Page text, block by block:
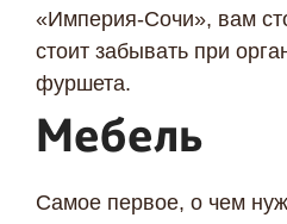
«Империя-Сочи», вам
стоит забывать при
фуршета.
Мебель
Самое первое, о чем